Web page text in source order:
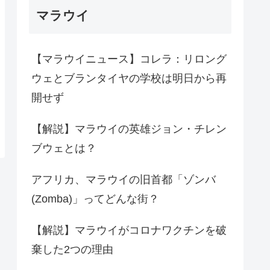
マラウイ
【マラウイニュース】コレラ：リロング
ウェとブランタイヤの学校は明日から再
開せず
【解説】マラウイの英雄ジョン・チレン
ブウェとは？
アフリカ、マラウイの旧首都「ゾンバ
(Zomba)」ってどんな街？
【解説】マラウイがコロナワクチンを破
棄した2つの理由